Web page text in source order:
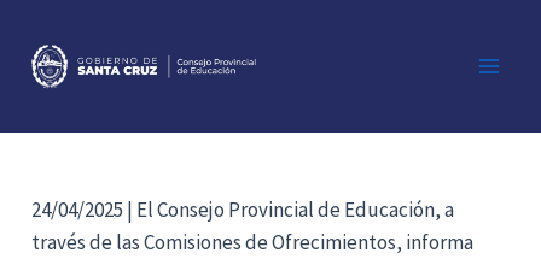
contenido
24/04/2025 | El Consejo Provincial de Educación, a
través de las Comisiones de Ofrecimientos, informa